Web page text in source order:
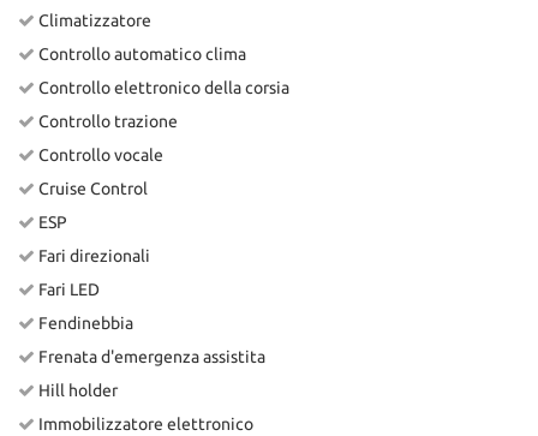
Climatizzatore
Controllo automatico clima
Controllo elettronico della corsia
Controllo trazione
Controllo vocale
Cruise Control
ESP
Fari direzionali
Fari LED
Fendinebbia
Frenata d'emergenza assistita
Hill holder
Immobilizzatore elettronico